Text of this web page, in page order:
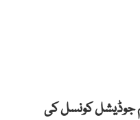
جوڈیشل کونسل کی